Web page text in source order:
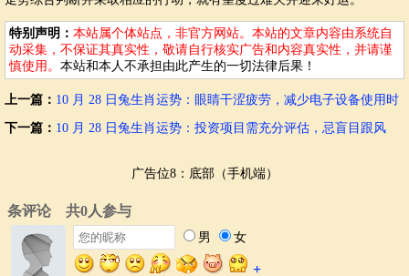
特别声明： 本站属个体站点，非官方网站。本站的文章内容由系统自
动采集，不保证其真实性，敬请自行核实广告和内容真实性，并请谨
慎使用。 本站和本人不承担由此产生的一切法律后果！
上一篇： 10 月 28 日兔生肖运势：眼睛干涩疲劳，减少电子设备使用时
下一篇： 10 月 28 日兔生肖运势：投资项目需充分评估，忌盲目跟风
广告位8：底部（手机端）